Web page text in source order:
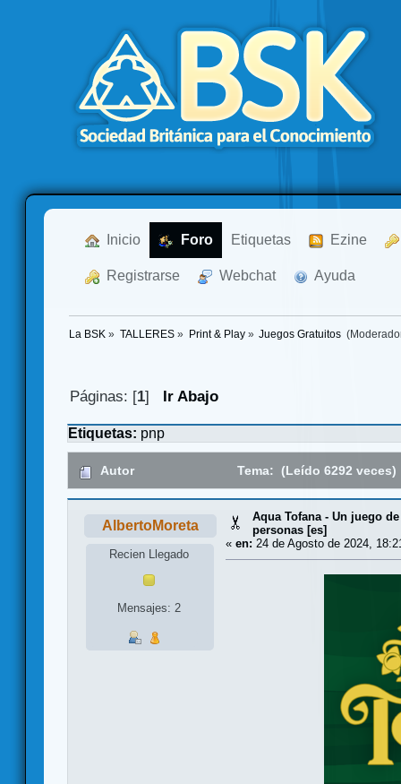
Inicio Foro Etiquetas Ezine
Registrarse Webchat Ayuda
La BSK » TALLERES» Print & Play» Juegos Gratuitos
Páginas: [1] Ir Abajo
Etiquetas: pnp
Autor Tema: (Leído 6292 veces)
AlbertoMoreta
Recien Llegado
Mensajes: 2
Aqua Tofana - Un juego
personas [es]
« en: 24 de Agosto de 2024,